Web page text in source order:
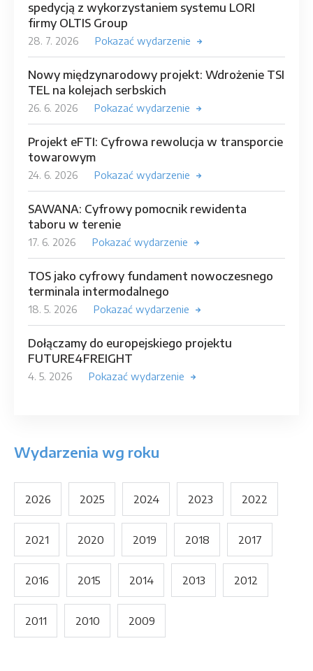
spedycją z wykorzystaniem systemu LORI
firmy OLTIS Group
28. 7. 2026 Pokazać wydarzenie
Nowy międzynarodowy projekt: Wdrożenie TSI
TEL na kolejach serbskich
26. 6. 2026 Pokazać wydarzenie
Projekt eFTI: Cyfrowa rewolucja w transporcie
towarowym
24. 6. 2026 Pokazać wydarzenie
SAWANA: Cyfrowy pomocnik rewidenta
taboru w terenie
17. 6. 2026 Pokazać wydarzenie
TOS jako cyfrowy fundament nowoczesnego
terminala intermodalnego
18. 5. 2026 Pokazać wydarzenie
Dołączamy do europejskiego projektu
FUTURE4FREIGHT
4. 5. 2026 Pokazać wydarzenie
Wydarzenia wg roku
2026 2025 2024 2023 2022
2021 2020 2019 2018 2017
2016 2015 2014 2013 2012
2011 2010 2009